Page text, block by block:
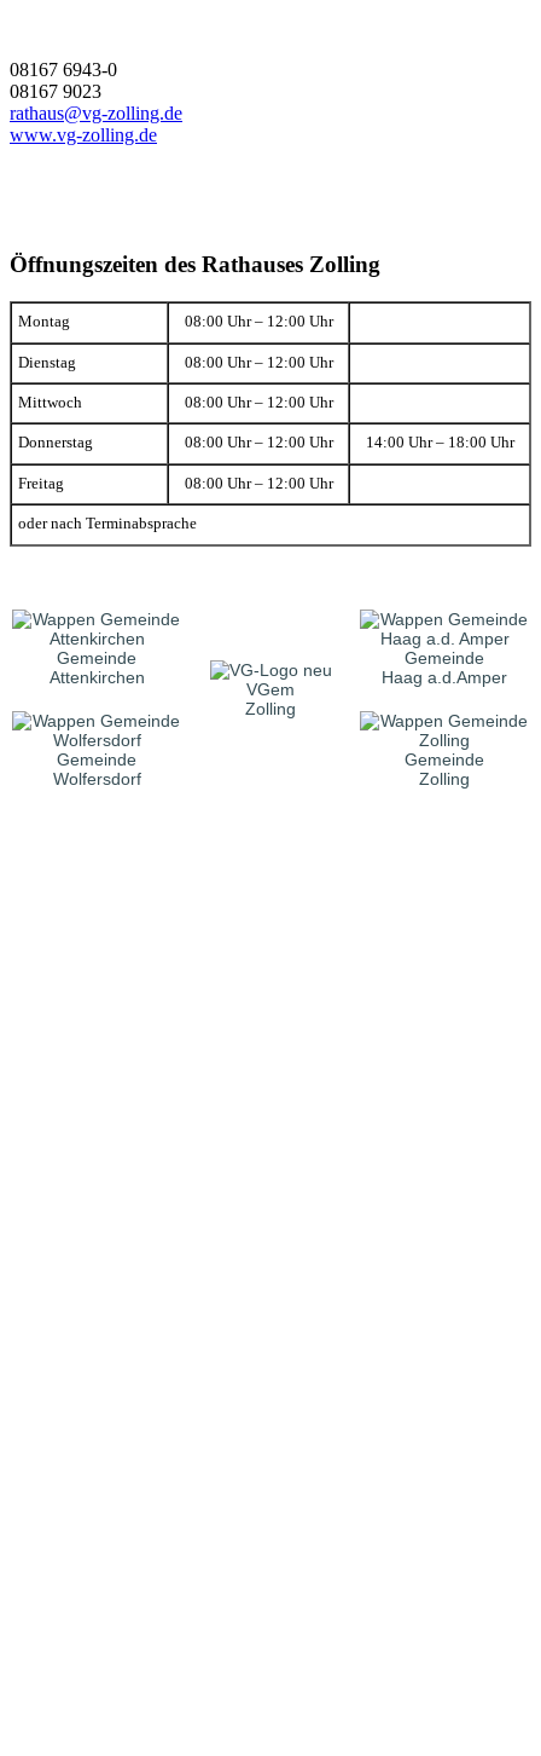
08167 6943-0
08167 9023
rathaus@vg-zolling.de
www.vg-zolling.de
Öffnungszeiten des Rathauses Zolling
Montag 08:00 Uhr – 12:00 Uhr
Dienstag 08:00 Uhr – 12:00 Uhr
Mittwoch 08:00 Uhr – 12:00 Uhr
Donnerstag 08:00 Uhr – 12:00 Uhr 14:00 Uhr – 18:00 Uhr
Freitag 08:00 Uhr – 12:00 Uhr
oder nach Terminabsprache
Gemeinde
Attenkirchen
VGem
Zolling
Gemeinde
Haag a.d.Amper
Gemeinde
Wolfersdorf
Gemeinde
Zolling